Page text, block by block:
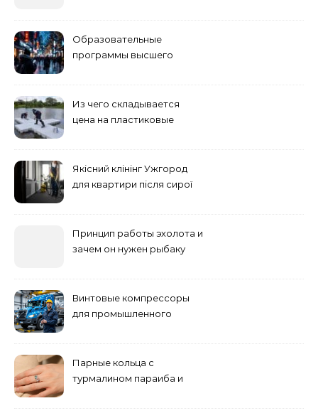
Образовательные
программы высшего
Из чего складывается
цена на пластиковые
Якісний клінінг Ужгород
для квартири після сирої
Принцип работы эхолота и
зачем он нужен рыбаку
Винтовые компрессоры
для промышленного
Парные кольца с
турмалином параиба и